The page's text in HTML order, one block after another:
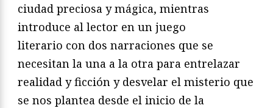
ciudad preciosa y mágica, mientras
introduce al lector en un juego
literario con dos narraciones que se
necesitan la una a la otra para entrelazar
realidad y ficción y desvelar el misterio que
se nos plantea desde el inicio de la